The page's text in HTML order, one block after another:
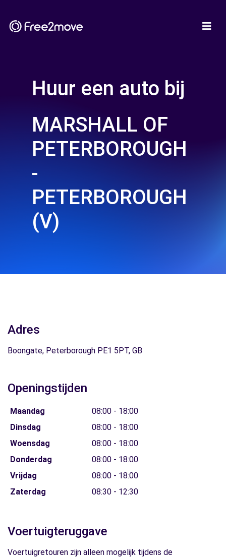
Huur een auto bij
MARSHALL OF
PETERBOROUGH
-
PETERBOROUGH
(V)
Adres
Boongate, Peterborough PE1 5PT, GB
Openingstijden
Maandag
08:00 - 18:00
Dinsdag
08:00 - 18:00
Woensdag
08:00 - 18:00
Donderdag
08:00 - 18:00
Vrijdag
08:00 - 18:00
Zaterdag
08:30 - 12:30
Voertuigteruggave
Voertuigretouren zijn alleen mogelijk tijdens de